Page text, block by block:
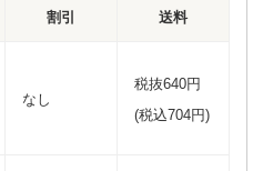
割引 送料
なし
税抜640円
(税込704円)